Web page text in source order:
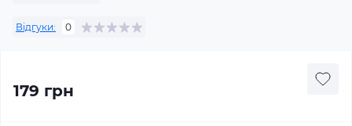
Відгуки: 0
179 грн